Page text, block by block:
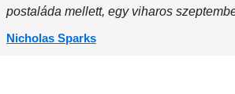
postaláda mellett, egy viharos
Nicholas Sparks